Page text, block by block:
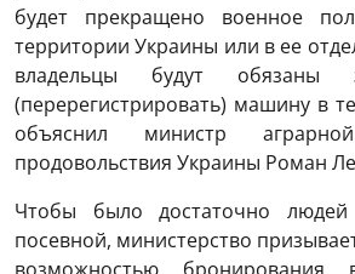
будет прекращено военное
территории Украины или в ее
владельцы будут обязаны
(перерегистрировать) машину в
объяснил министр
продовольствия Украины Роман
Чтобы было достаточно людей
посевной, министерство